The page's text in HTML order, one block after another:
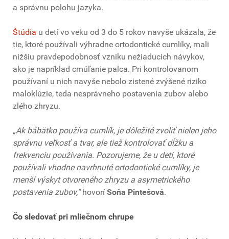
a správnu polohu jazyka.
Štúdia u detí vo veku od 3 do 5 rokov navyše ukázala, že
tie, ktoré používali výhradne ortodontické cumlíky, mali
nižšiu pravdepodobnosť vzniku nežiaducich návykov,
ako je napríklad cmúľanie palca. Pri kontrolovanom
používaní u nich navyše nebolo zistené zvýšené riziko
maloklúzie, teda nesprávneho postavenia zubov alebo
zlého zhryzu.
„Ak bábätko používa cumlík, je dôležité zvoliť nielen jeho
správnu veľkosť a tvar, ale tiež kontrolovať dĺžku a
frekvenciu používania. Pozorujeme, že u detí, ktoré
používali vhodne navrhnuté ortodontické cumlíky, je
menší výskyt otvoreného zhryzu a asymetrického
postavenia zubov,“hovorí Soňa Pintešová.
Čo sledovať pri mliečnom chrupe